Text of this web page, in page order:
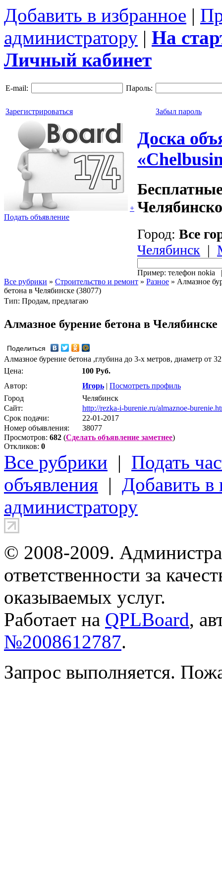
Добавить в избранное |
администратору | На
Личный кабинет
E-mail: Пароль:
Зарегистрироваться Забыл пароль
+
Подать объявление
Доска
Город: Все
Челябинск |
Пример: телефон
Все рубрики » Строительство и ремонт » Разное » Алмазное
бетона в Челябинске (38077)
Тип: Продам, предлагаю
Алмазное бурение бетона в Челябинске
Поделиться
Алмазное бурение бетона ,глубина до 3-х метров, диаметр от
Цена:
100 Руб.
Автор:
Игорь | Посмотреть профиль
Город
Челябинск
Сайт:
http://rezka-i-burenie.ru/almaznoe-
Срок подачи:
22-01-2017
Номер объявления:
38077
Просмотров: 682 (Сделать объявление заметнее)
Откликов: 0
Все рубрики | Подать
объявления | Добавить в
администратору
© 2008-2009.
ответственности за
оказываемых услуг.
Работает на QPLBoard,
№2008612787.
Запрос выполняется.